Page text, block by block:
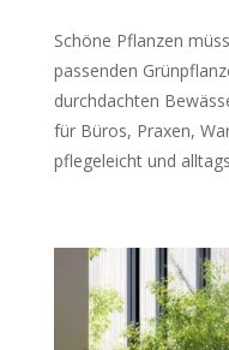
Schöne Pflanzen
passenden
durchdachten
für Büros, Praxen,
pflegeleicht und